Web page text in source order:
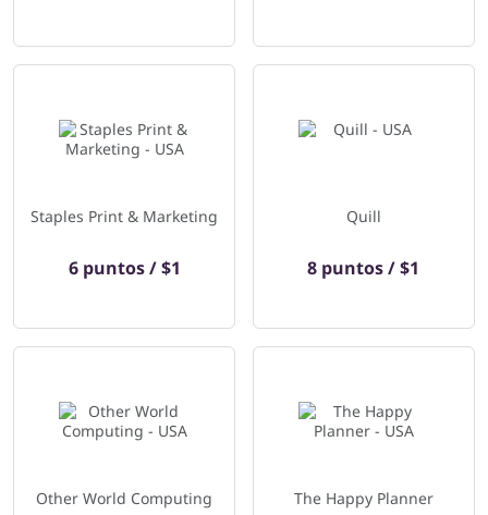
Staples Print & Marketing
6 puntos / $1
Quill
8 puntos / $1
Other World Computing The Happy Planner